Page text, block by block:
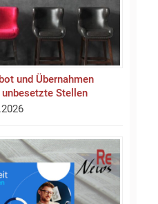
und Übernahmen
Stellen